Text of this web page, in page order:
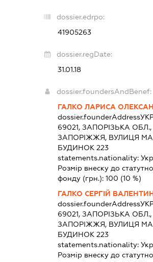
dossier.edrpo:
41905263
dossier.regDate:
31.01.18
dossier.foundersAndBenef:
ГАЛКО ЛАРИСА
dossier.founderAddress
69021, ЗАПОРІЗЬКА
ЗАПОРІЖЖЯ, ВУЛИЦЯ
БУДИНОК 223
statements.nationality:
Розмір внеску до
фонду (грн.):100 (10 %)
ГАЛКО СЕРГІЙ
dossier.founderAddress
69021, ЗАПОРІЗЬКА
ЗАПОРІЖЖЯ, ВУЛИЦЯ
БУДИНОК 223
statements.nationality:
Розмір внеску до